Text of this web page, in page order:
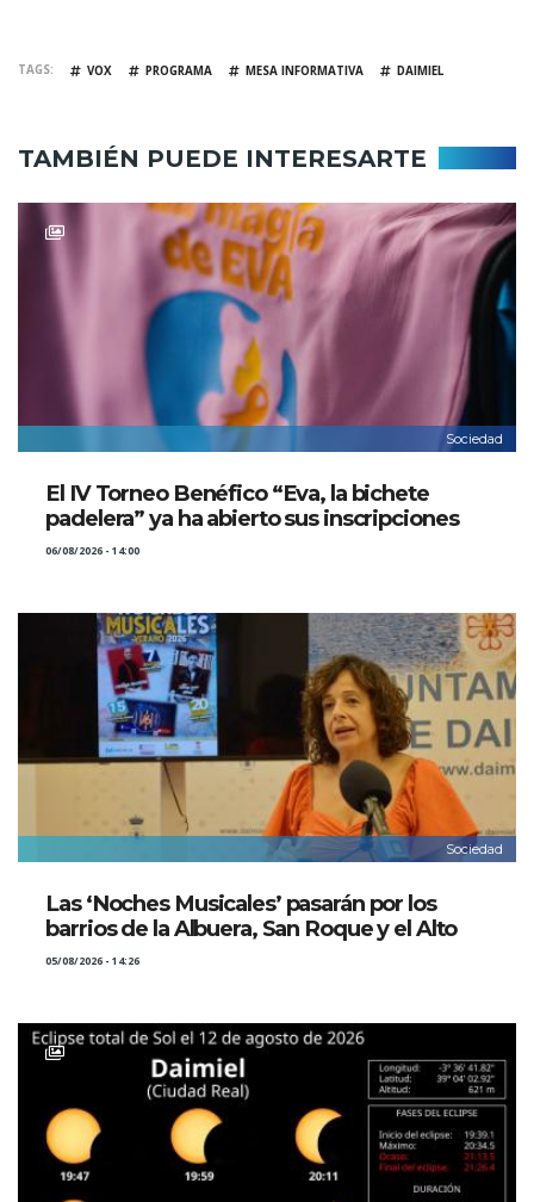
TAGS VOX PROGRAMA MESA INFORMATIVA DAIMIEL
TAMBIÉN PUEDE INTERESARTE
Sociedad
El IV Torneo Benéfico “Eva, la bichete
padelera” ya ha abierto sus inscripciones
06/08/2026 - 14:00
Sociedad
Las ‘Noches Musicales’ pasarán por los
barrios de la Albuera, San Roque y el Alto
05/08/2026 - 14:26